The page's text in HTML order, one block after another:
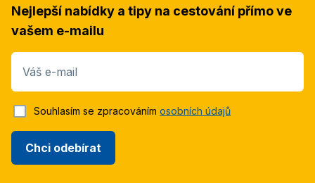
Nejlepší nabídky a tipy na cestování přímo ve
vašem e-mailu
Váš e-mail
Chci odebírat
Souhlasím se zpracováním osobních údajů